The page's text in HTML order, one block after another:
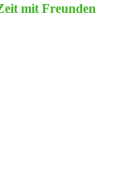
mit Freunden